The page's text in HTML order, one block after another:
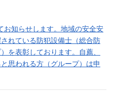
知らせします。地域の安全安
れている防犯設備士（総合防
を表彰しております。自薦、
思われる方（グループ）は申